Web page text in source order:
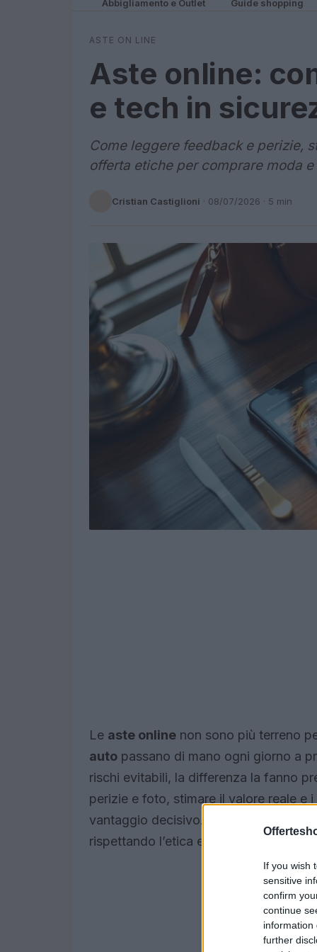
If you wish
sensitive
confirm
continue
information
further
Abbigliamento e Outlet Guide shopping
ASTE ON LINE
Aste online:
e tech in
Come leggere feedback e perizie,
offerta etiche per comprare moda
Cristian Castiglioni · 08/07/2026 · 5 min
Le aste online non sono più terreno
auto passano di mano ogni giorno a
rischi evitabili, la differenza la fanno
perizie e foto, stimare il valore reale e
vantaggio decisivo. Qui una guida
rispettando l’etica e mettendo al